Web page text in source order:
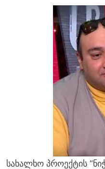
სახალხო პროექტის